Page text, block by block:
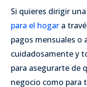
Si quieres dirigir una
para el hogar a
pagos mensuales o
cuidadosamente y
para asegurarte de
negocio como para